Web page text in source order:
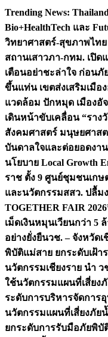
Skip
content
Trending News:
Bio+HealthTech และ
วิทยาศาสตร์-สุขภาพไท
สถานเสาวภา-กทม. เปิด
เตือนอย่าชะล่าใจ ก่อนภั
ขึ้นแท่น เขตส่งเสริมเมือ
แวดล้อม ปักหมุด เมืองอั
เดินหน้าขับเคลื่อน “รา
สังคมศาสตร์ มนุษยศาส
บันดาลใจและต่อยอดงา
นโยบาย Local Growth
ราช ตั้ง 9 ศูนย์ชุมชนเกษ
และนวัตกรรมสสว. ปลื้ม
TOGETHER FAIR
เม็ดเงินหมุนเวียนกว่า 5
อย่างยั่งยืนวช. – จังหวัด
พิบัติแม่สาย ยกระดับเฝ้า
นวัตกรรมเชียงราย นำ
ใช้นวัตกรรมแผนที่เสี่ยง
ระดับการบริหารจัดการ
นวัตกรรมแผนที่เสี่ยงภัย
ยกระดับการรับมือภัยพิบั